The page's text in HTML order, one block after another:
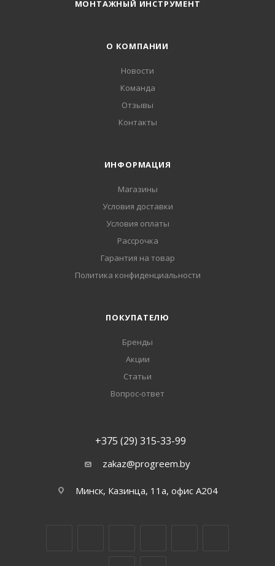
МОНТАЖНЫЙ ИНСТРУМЕНТ
О КОМПАНИИ
Новости
Команда
Отзывы
Контакты
ИНФОРМАЦИЯ
Магазины
Условия доставки
Условия оплаты
Рассрочка
Гарантия на товар
Политика конфиденциальности
ПОКУПАТЕЛЮ
Бренды
Акции
Статьи
Вопрос-ответ
+375 (29) 315-33-99
zakaz@progreem.by
Минск, Казинца, 11а, офис А204